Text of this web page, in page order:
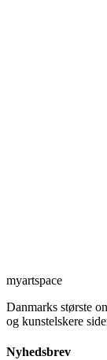
myartspace
Danmarks største
og kunstelskere
Nyhedsbrev